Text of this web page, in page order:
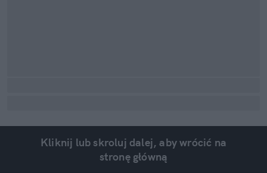
Kliknij lub skroluj dalej, aby wrócić na
stronę główną